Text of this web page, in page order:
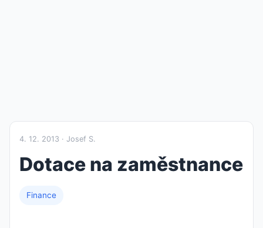
4. 12. 2013 · Josef S.
Dotace na zaměstnance
Finance